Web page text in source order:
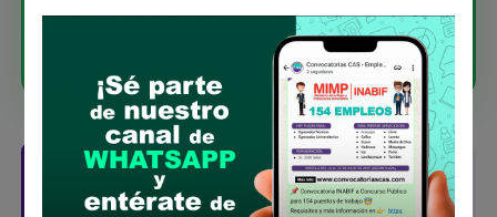
Unirme ahora
Posiciones solicitadas y links de las
bases